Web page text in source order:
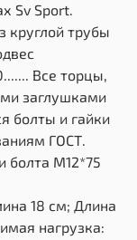
Sv Sport.
круглой трубы
Все торцы,
заглушками
болты и гайки
ГОСТ.
болта М12*75
18 см; Длина
нагрузка: